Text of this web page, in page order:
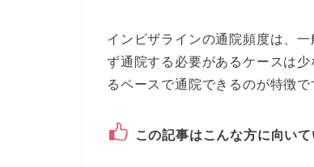
インビザラインの通院頻度は、
ず通院する必要があるケースは
るペースで通院できるのが特徴で
この記事はこんな方に向い